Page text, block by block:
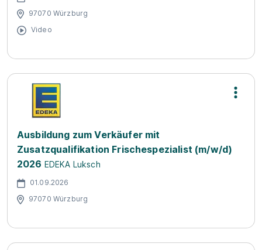
97070 Würzburg
Video
Ausbildung zum Verkäufer mit
Zusatzqualifikation Frischespezialist (m/w/d)
2026 EDEKA Luksch
01.09.2026
97070 Würzburg